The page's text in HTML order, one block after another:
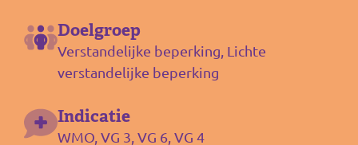
Doelgroep
Verstandelijke beperking, Lichte
verstandelijke beperking
Indicatie
WMO, VG 3, VG 6, VG 4